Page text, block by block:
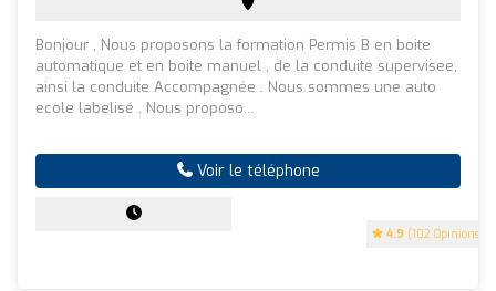
4.9 (102 Opinions)
Bonjour , Nous proposons la formation Permis B en boite
automatique et en boite manuel , de la conduite supervisee,
ainsi la conduite Accompagnée . Nous sommes une auto
ecole labelisé . Nous proposo...
Voir le téléphone